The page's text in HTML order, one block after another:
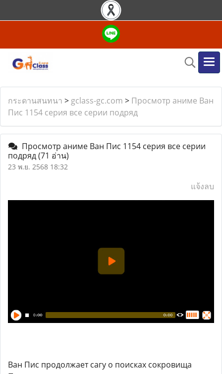
กระดานสนทนา > gclass-gc.com > Просмотр аниме Ван
Пис 1154 серия все серии подряд
Просмотр аниме Ван Пис 1154 серия все серии
подряд(71 อ่าน)
23 พ.ย. 2568 18:32
แจ้งลบ
Ван Пис продолжает сагу о поисках сокровища